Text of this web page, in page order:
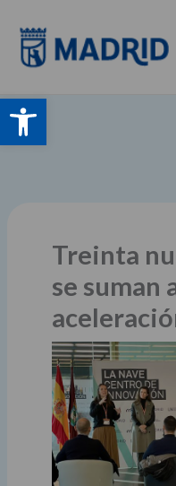
Abrir barra
contenido
Treinta
se suman